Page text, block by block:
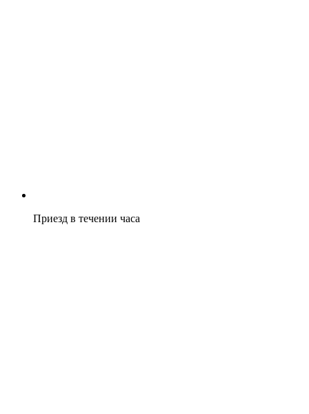
Приезд в течении часа